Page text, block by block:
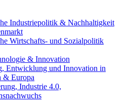
Industriepolitik & Nachhaltigkeit
Wirtschafts- und Sozialpolitik
& Innovation
Entwicklung und Innovation in
& Europa
Industrie 4.0,